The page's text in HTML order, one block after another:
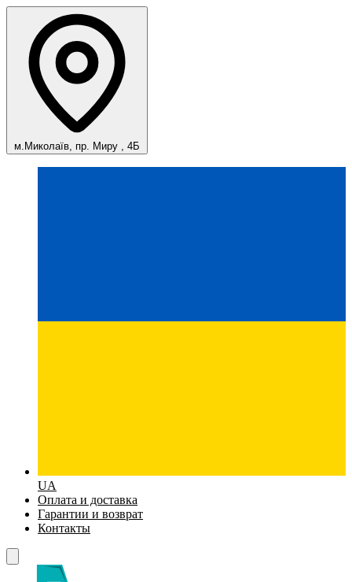
м.Миколаїв, пр. Миру , 4Б
UA
Оплата и доставка
Гарантии и возврат
Контакты